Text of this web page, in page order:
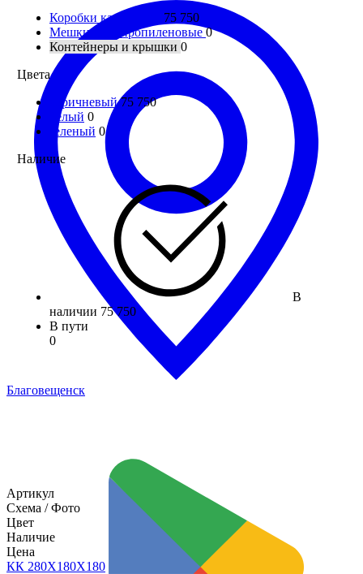
Благовещенск
Коробки картонные 75 750
Мешки полипропиленовые0
Контейнеры и крышки 0
Цвета
коричневый 75 750
белый 0
зеленый 0
Наличие
В
наличии 75 750
В пути
0
Артикул
Схема / Фото
Цвет
Наличие
Цена
КК 280Х180Х180